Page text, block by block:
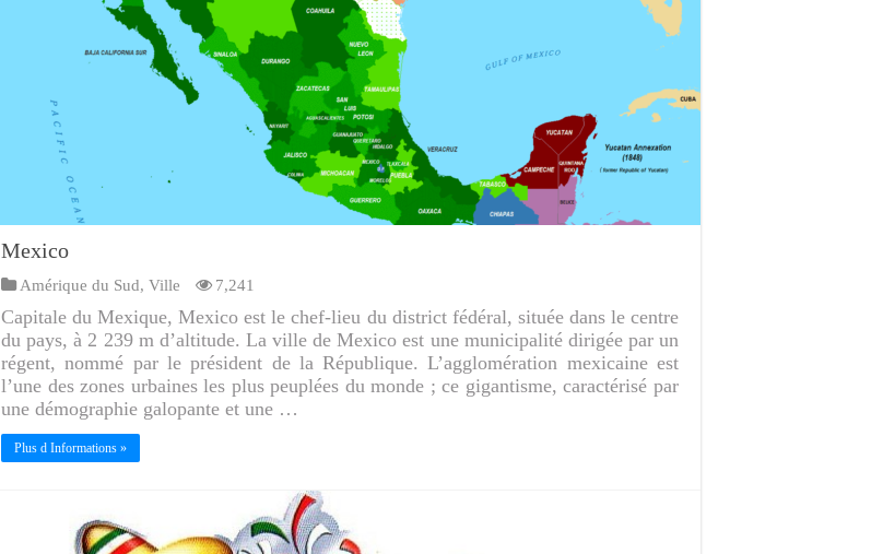
Mexico
Amérique du Sud, Ville 7,241
Capitale du Mexique, Mexico est le chef-lieu du district fédéral, située dans le centre
du pays, à 2 239 m d’altitude. La ville de Mexico est une municipalité dirigée par un
régent, nommé par le président de la République. L’agglomération mexicaine est
l’une des zones urbaines les plus peuplées du monde ; ce gigantisme, caractérisé par
une démographie galopante et une …
Plus d Informations »